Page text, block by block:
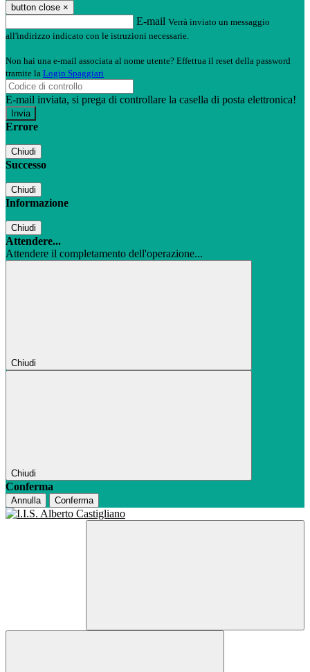
button close ×
E-mail Verrà inviato un messaggio
all'indirizzo indicato con le istruzioni necessarie.
Non hai una e-mail associata al nome utente? Effettua il reset della password
tramite la Login Spaggiari
E-mail inviata, si prega di controllare la casella di posta elettronica!
Errore
Chiudi
Successo
Chiudi
Informazione
Chiudi
Attendere...
Attendere il completamento dell'operazione...
Chiudi
Chiudi
Conferma
Annulla Conferma